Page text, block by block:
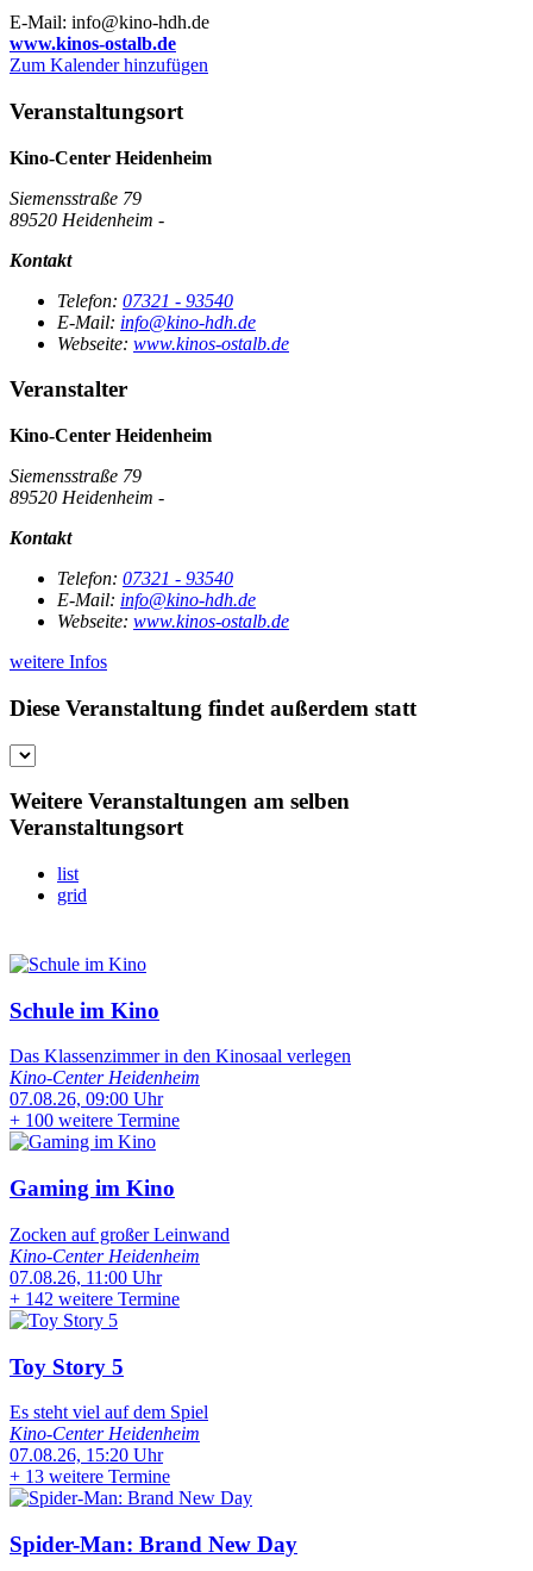
E-Mail: info@kino-hdh.de
www.kinos-ostalb.de
Zum Kalender hinzufügen
Veranstaltungsort
Kino-Center Heidenheim
Siemensstraße 79
89520 Heidenheim -
Kontakt
Telefon: 07321 - 93540
E-Mail: info@kino-hdh.de
Webseite: www.kinos-ostalb.de
Veranstalter
Kino-Center Heidenheim
Siemensstraße 79
89520 Heidenheim -
Kontakt
Telefon: 07321 - 93540
E-Mail: info@kino-hdh.de
Webseite: www.kinos-ostalb.de
weitere Infos
Diese Veranstaltung findet außerdem statt
Weitere Veranstaltungen am selben
Veranstaltungsort
list
grid
Schule im Kino
Das Klassenzimmer in den Kinosaal verlegen
Kino-Center Heidenheim
07.08.26, 09:00 Uhr
+ 100 weitere Termine
Gaming im Kino
Zocken auf großer Leinwand
Kino-Center Heidenheim
07.08.26, 11:00 Uhr
+ 142 weitere Termine
Toy Story 5
Es steht viel auf dem Spiel
Kino-Center Heidenheim
07.08.26, 15:20 Uhr
+ 13 weitere Termine
Spider-Man: Brand New Day